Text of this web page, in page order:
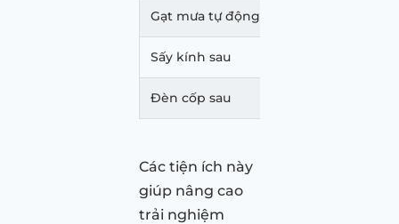
Gạt mưa tự động
Sấy kính sau
Đèn cốp sau
Các tiện ích này
giúp nâng cao
trải nghiệm